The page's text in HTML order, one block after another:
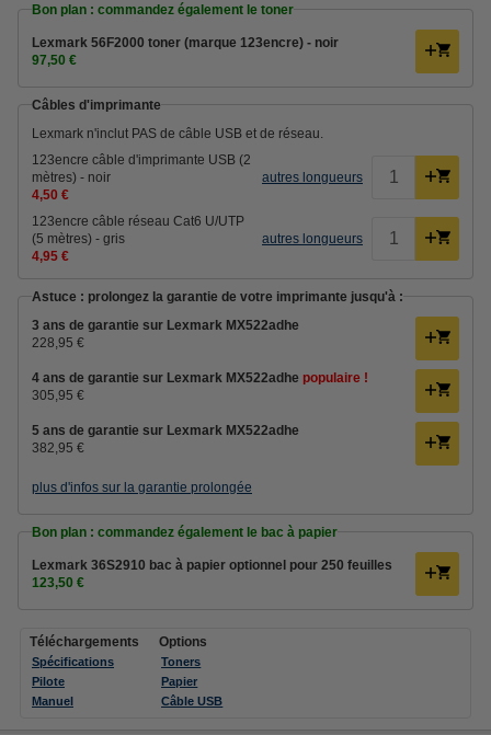
Bon plan : commandez également le toner
Lexmark 56F2000 toner (marque 123encre) - noir
97,50 €
Câbles d'imprimante
Lexmark n'inclut PAS de câble USB et de réseau.
123encre câble d'imprimante USB (2
mètres) - noir
4,50 €
autres longueurs
123encre câble réseau Cat6 U/UTP
(5 mètres) - gris
4,95 €
autres longueurs
Astuce : prolongez la garantie de votre imprimante jusqu'à :
3 ans de garantie sur Lexmark MX522adhe
228,95 €
4 ans de garantie sur Lexmark MX522adhe populaire !
305,95 €
5 ans de garantie sur Lexmark MX522adhe
382,95 €
plus d'infos sur la garantie prolongée
Bon plan : commandez également le bac à papier
Lexmark 36S2910 bac à papier optionnel pour 250 feuilles
123,50 €
Téléchargements
Spécifications
Pilote
Manuel
Options
Toners
Papier
Câble USB